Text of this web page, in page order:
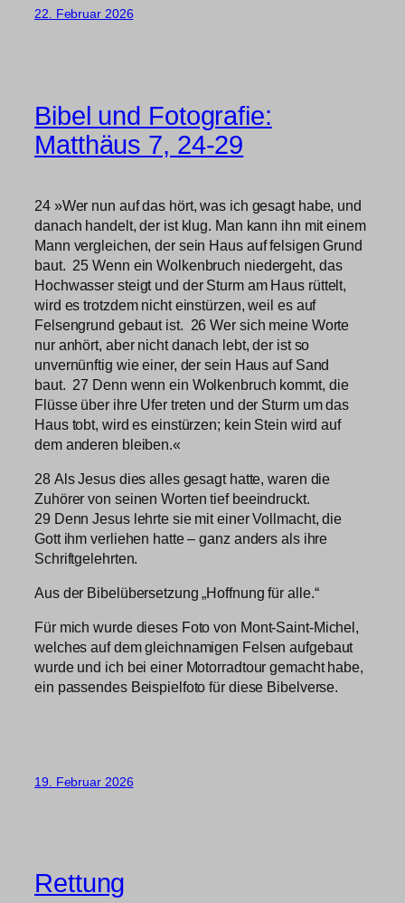
22. Februar 2026
Bibel und Fotografie:
Matthäus 7, 24-29
24 »Wer nun auf das hört, was ich gesagt habe, und
danach handelt, der ist klug. Man kann ihn mit einem
Mann vergleichen, der sein Haus auf felsigen Grund
baut. 25 Wenn ein Wolkenbruch niedergeht, das
Hochwasser steigt und der Sturm am Haus rüttelt,
wird es trotzdem nicht einstürzen, weil es auf
Felsengrund gebaut ist. 26 Wer sich meine Worte
nur anhört, aber nicht danach lebt, der ist so
unvernünftig wie einer, der sein Haus auf Sand
baut. 27 Denn wenn ein Wolkenbruch kommt, die
Flüsse über ihre Ufer treten und der Sturm um das
Haus tobt, wird es einstürzen; kein Stein wird auf
dem anderen bleiben.«
28 Als Jesus dies alles gesagt hatte, waren die
Zuhörer von seinen Worten tief beeindruckt.
29 Denn Jesus lehrte sie mit einer Vollmacht, die
Gott ihm verliehen hatte – ganz anders als ihre
Schriftgelehrten.
Aus der Bibelübersetzung „Hoffnung für alle.“
Für mich wurde dieses Foto von Mont-Saint-Michel,
welches auf dem gleichnamigen Felsen aufgebaut
wurde und ich bei einer Motorradtour gemacht habe,
ein passendes Beispielfoto für diese Bibelverse.
19. Februar 2026
Rettung